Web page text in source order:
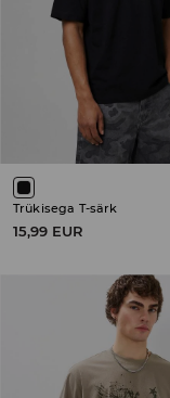
Trükisega T-särk
15,99 EUR